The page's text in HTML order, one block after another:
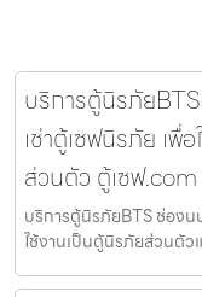
บริการตู้นิรภัย
เช่าตู้เซฟนิรภัย เพื่
ส่วนตัว ตู้เซฟ.com
บริการตู้นิรภัยBTS ช่องน
ใช้งานเป็นตู้นิรภัยส่วนตัว